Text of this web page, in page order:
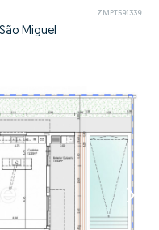
ZMPT591339
Miguel